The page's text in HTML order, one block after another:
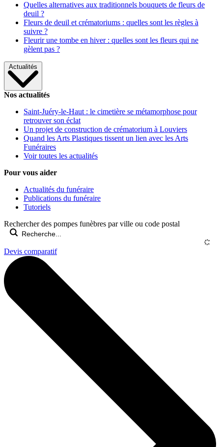
Quelles alternatives aux traditionnels bouquets de fleurs de
deuil ?
Fleurs de deuil et crématoriums : quelles sont les règles à
suivre ?
Fleurir une tombe en hiver : quelles sont les fleurs qui ne
gèlent pas ?
Actualités
Nos actualités
Saint-Juéry-le-Haut : le cimetière se métamorphose pour
retrouver son éclat
Un projet de construction de crématorium à Louviers
Quand les Arts Plastiques tissent un lien avec les Arts
Funéraires
Voir toutes les actualités
Pour vous aider
Actualités du funéraire
Publications du funéraire
Tutoriels
Rechercher des pompes funèbres par ville ou code postal
Devis comparatif